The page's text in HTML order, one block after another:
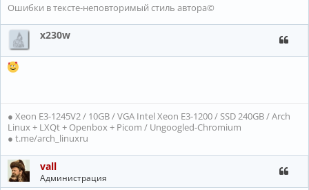
Ошибки в тексте-неповторимый стиль автора©
x230w
● Xeon E3-1245V2 / 10GB / VGA Intel Xeon E3-1200 / SSD 240GB / Arch
Linux + LXQt + Openbox + Picom / Ungoogled-Chromium
● t.me/arch_linuxru
vall
Администрация